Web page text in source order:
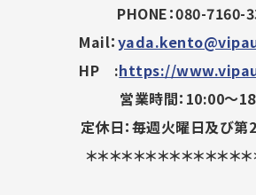
PHONE：080-7160-
Mail：
HP :https://
営業時間：10:00～
定休日：毎週火曜日及び第
＊＊＊＊＊＊＊＊＊＊＊＊＊